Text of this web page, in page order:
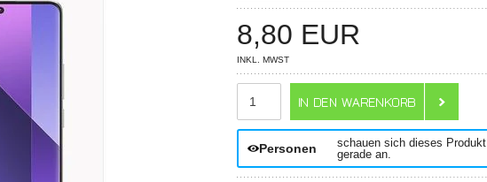
8,80 EUR
INKL. MWST
Personen
schauen sich dieses Produkt
gerade an.